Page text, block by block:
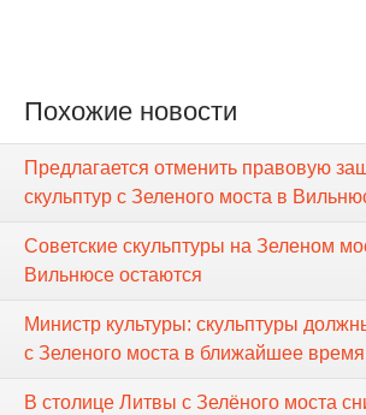
Похожие новости
Предлагается отменить правовую
скульптур с Зеленого моста в
Советские скульптуры на Зеленом
Вильнюсе остаются
Министр культуры: скульптуры
с Зеленого моста в ближайшее
В столице Литвы с Зелёного моста